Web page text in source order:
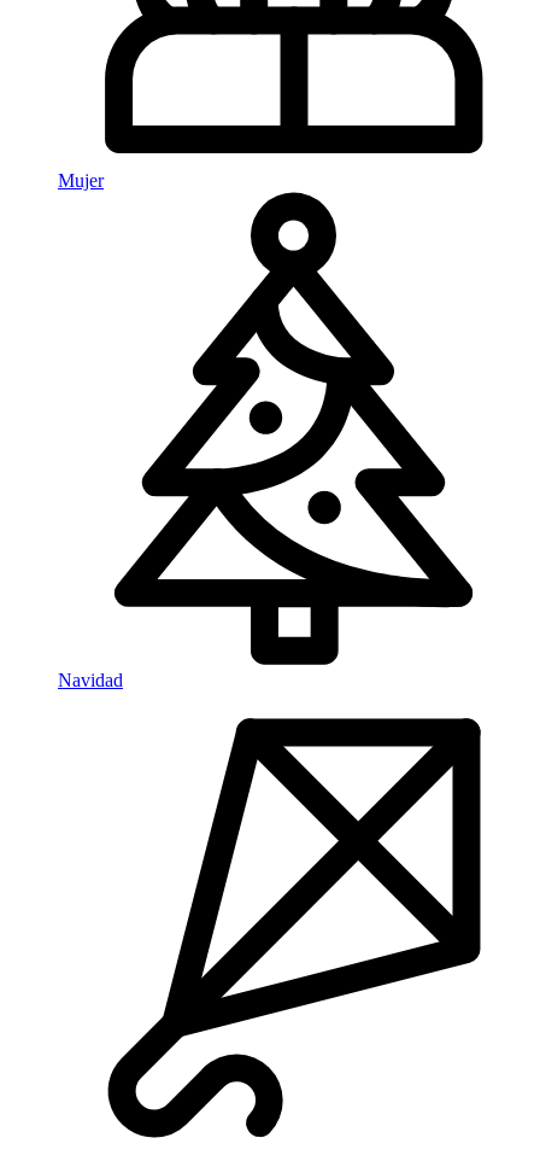
Mujer
Navidad